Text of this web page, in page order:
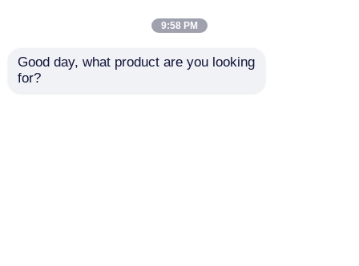
9:58 PM
Good day, what product are you looking
for?